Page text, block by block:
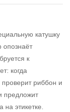
катушку
опознаёт
к
когда
риббон и
предложит
этикетке.